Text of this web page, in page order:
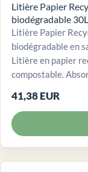
Litière Papier
biodégradable
Litière Papier
biodégradable en
Litière en papier
compostable.
41,38 EUR